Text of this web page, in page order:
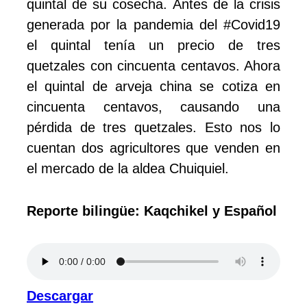
quintal de su cosecha. Antes de la crisis
generada por la pandemia del #Covid19
el quintal tenía un precio de tres
quetzales con cincuenta centavos. Ahora
el quintal de arveja china se cotiza en
cincuenta centavos, causando una
pérdida de tres quetzales. Esto nos lo
cuentan dos agricultores que venden en
el mercado de la aldea Chuiquiel.
Reporte bilingüe: Kaqchikel y Español
Descargar